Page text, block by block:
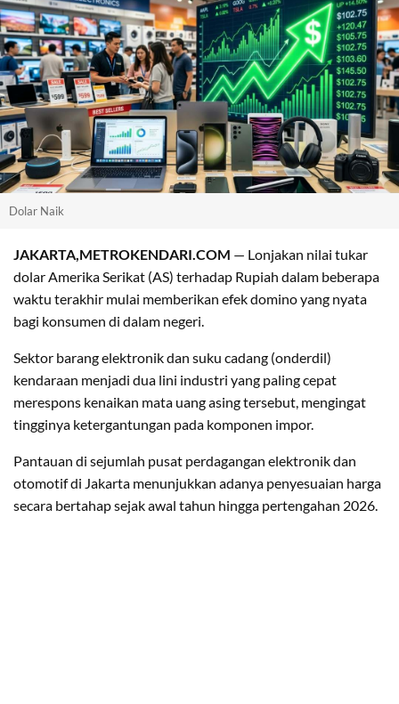
Dolar Naik
JAKARTA,METROKENDARI.COM — Lonjakan nilai tukar
dolar Amerika Serikat (AS) terhadap Rupiah dalam beberapa
waktu terakhir mulai memberikan efek domino yang nyata
bagi konsumen di dalam negeri.
Sektor barang elektronik dan suku cadang (onderdil)
kendaraan menjadi dua lini industri yang paling cepat
merespons kenaikan mata uang asing tersebut, mengingat
tingginya ketergantungan pada komponen impor.
​Pantauan di sejumlah pusat perdagangan elektronik dan
otomotif di Jakarta menunjukkan adanya penyesuaian harga
secara bertahap sejak awal tahun hingga pertengahan 2026.